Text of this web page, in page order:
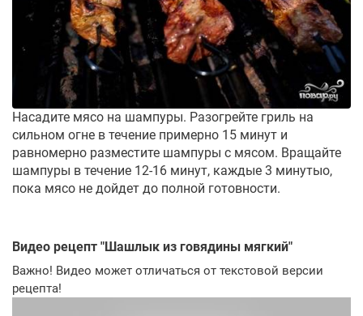
Насадите мясо на шампуры. Разогрейте гриль на
сильном огне в течение примерно 15 минут и
равномерно разместите шампуры с мясом. Вращайте
шампуры в течение 12-16 минут, каждые 3 минутыо,
пока мясо не дойдет до полной готовности.
Видео рецепт "Шашлык из говядины мягкий"
Важно! Видео может отличаться от текстовой версии
рецепта!